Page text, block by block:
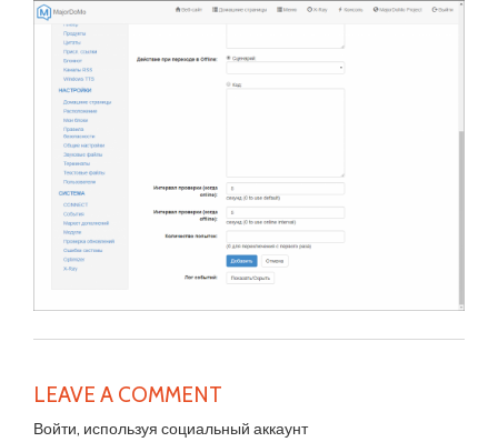
LEAVE A COMMENT
Войти, используя социальный аккаунт